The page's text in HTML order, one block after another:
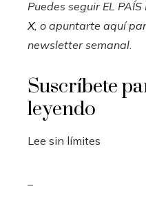
Puedes seguir EL
X, o apuntarte aquí
newsletter semanal
Suscríbete
leyendo
Lee sin límites